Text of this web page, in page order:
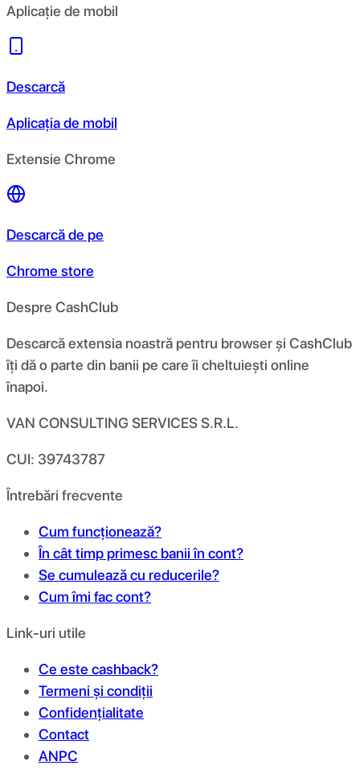
Aplicație de mobil
Descarcă
Aplicația de mobil
Extensie Chrome
Descarcă de pe
Chrome store
Despre CashClub
Descarcă extensia noastră pentru browser și CashClub
îți dă o parte din banii pe care îi cheltuiești online
înapoi.
VAN CONSULTING SERVICES S.R.L.
CUI: 39743787
Întrebări frecvente
Cum funcționează?
În cât timp primesc banii în cont?
Se cumulează cu reducerile?
Cum îmi fac cont?
Link-uri utile
Ce este cashback?
Termeni și condiții
Confidențialitate
Contact
ANPC